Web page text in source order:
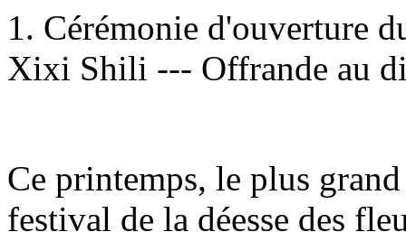
1. Cérémonie d'ouverture
Xixi Shili --- Offrande au
Ce printemps, le plus
festival de la déesse des